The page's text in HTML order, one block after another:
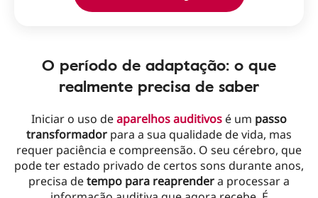
O período de adaptação: o que
realmente precisa de saber
Iniciar o uso deaparelhos auditivos é um passo
transformador para a sua qualidade de vida, mas
requer paciência e compreensão. O seu cérebro, que
pode ter estado privado de certos sons durante anos,
precisa detempo para reaprendera processar a